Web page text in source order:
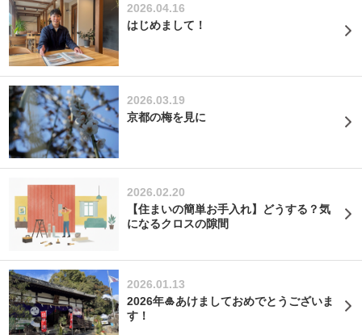
2026.04.16
はじめまして！
2026.03.19
京都の梅を見に
2026.02.20
【住まいの簡単お手入れ】どうする？気
になるクロスの隙間
2026.01.13
2026年🎍あけましておめでとうございま
す！